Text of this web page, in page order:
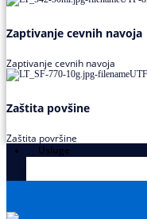
Zaptivanje cevnih navoja
Zaptivanje cevnih navoja
Zaštita povšine
Zaštita površine
Usluge